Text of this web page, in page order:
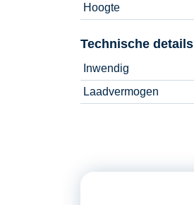
Hoogte
Technische details
Inwendig
Laadvermogen